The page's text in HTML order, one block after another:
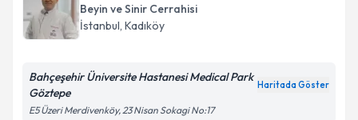
Beyin ve Sinir Cerrahisi
İstanbul, Kadıköy
Bahçeşehir Üniversite Hastanesi Medical Park
Göztepe
Haritada Göster
E5 Üzeri Merdivenköy, 23 Nisan Sokagi No:17